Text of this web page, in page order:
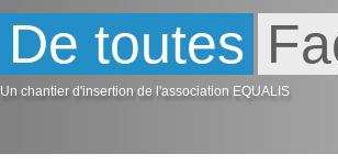
De toutes
Un chantier d'insertion de l'association EQUALIS